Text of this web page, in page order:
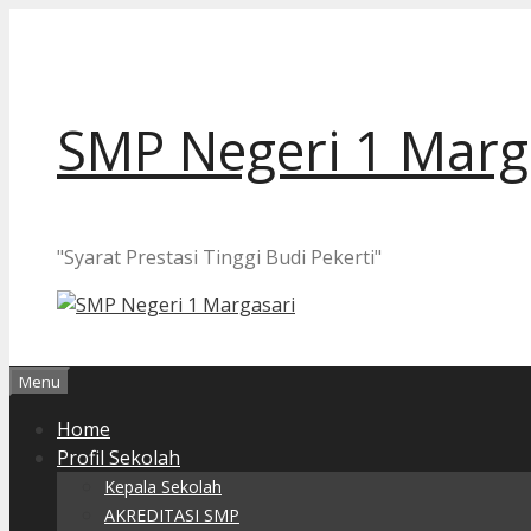
SMP Negeri 1
"Syarat Prestasi Tinggi Budi Pekerti"
Menu
Home
Profil Sekolah
Kepala Sekolah
AKREDITASI SMP